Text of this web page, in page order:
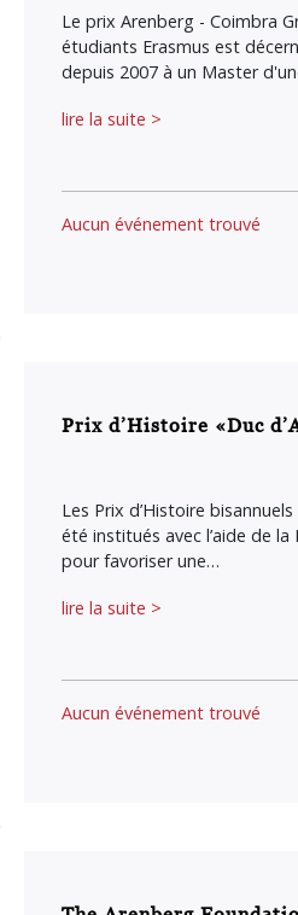
Le prix Arenberg - Coimbra
étudiants Erasmus est
depuis 2007 à un Master
lire la suite >
Aucun événement trouvé
Prix d’Histoire «Duc
Les Prix d’Histoire
été institués avec l’aide de
pour favoriser une…
lire la suite >
Aucun événement trouvé